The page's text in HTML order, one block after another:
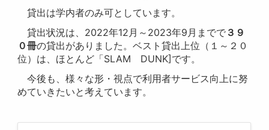
貸出は学内者のみ可としています。
貸出状況は、2022年12月～2023年9月までで ３９
０冊の貸出がありました。ベスト貸出上位（１～２０
位）は、ほとんど「SLAM DUNK]です。
今後も、様々な形・視点で利用者サービス向上に努
めていきたいと考えています。